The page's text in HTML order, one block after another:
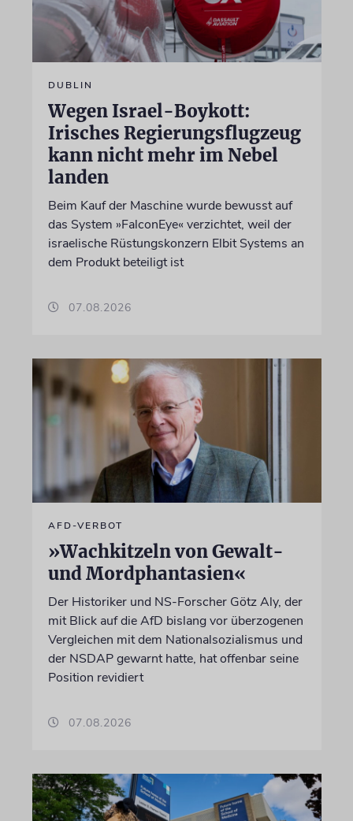
DUBLIN
Wegen Israel-Boykott:
Irisches Regierungsflugzeug
kann nicht mehr im Nebel
landen
Beim Kauf der Maschine wurde bewusst auf
das System »FalconEye« verzichtet, weil der
israelische Rüstungskonzern Elbit Systems an
dem Produkt beteiligt ist
07.08.2026
AFD-VERBOT
»Wachkitzeln von Gewalt-
und Mordphantasien«
Der Historiker und NS-Forscher Götz Aly, der
mit Blick auf die AfD bislang vor überzogenen
Vergleichen mit dem Nationalsozialismus und
der NSDAP gewarnt hatte, hat offenbar seine
Position revidiert
07.08.2026